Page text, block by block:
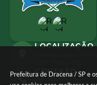
Prefeitura de Dracena / SP e
LOCALIZAÇÃO
CONTATO